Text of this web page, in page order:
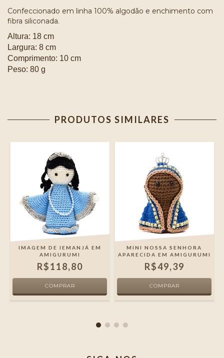
Confeccionado em linha 100% algodão e enchimento com
fibra siliconada.
Altura: 18 cm
Largura: 8 cm
Comprimento: 10 cm
Peso: 80 g
PRODUTOS SIMILARES
IMAGEM DE IEMANJÁ EM
AMIGURUMI
R$118,80
MINI NOSSA SENHORA
APARECIDA EM AMIGURUMI
R$49,39